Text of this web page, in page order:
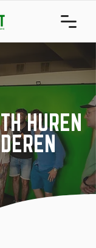
HUREN